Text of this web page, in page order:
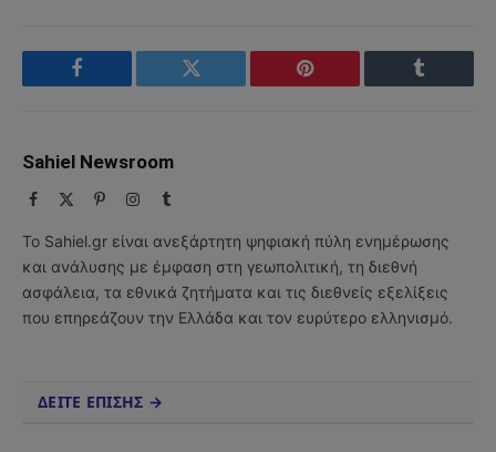
Facebook Twitter Pinterest Tumblr
Sahiel Newsroom
Facebook PinterestInstagram
Tumblr
Το Sahiel.gr είναι ανεξάρτητη ψηφιακή πύλη ενημέρωσης
και ανάλυσης με έμφαση στη γεωπολιτική, τη διεθνή
ασφάλεια, τα εθνικά ζητήματα και τις διεθνείς εξελίξεις
που επηρεάζουν την Ελλάδα και τον ευρύτερο ελληνισμό.
ΔΕΙΤΕ ΕΠΙΣΗΣ →